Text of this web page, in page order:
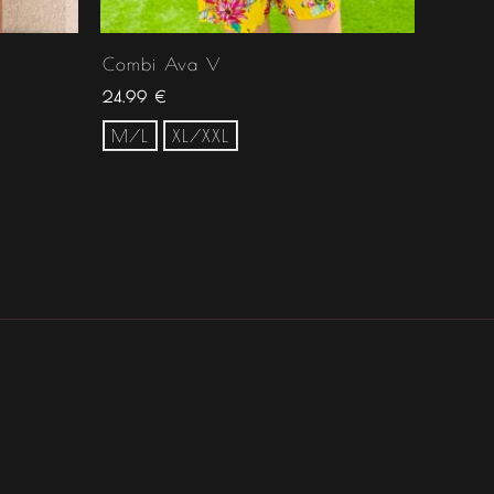
Combi Ava V
24.99 €
M/L XL/XXL